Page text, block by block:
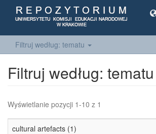
Filtruj według: tematu
Filtruj według: tematu
Wyświetlanie pozycji 1-10 z 1
cultural artefacts (1)